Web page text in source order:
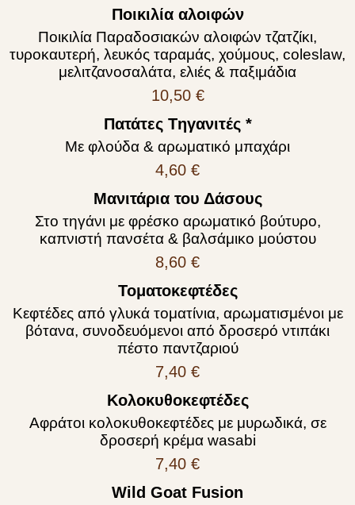
Ποικιλία αλοιφών
Ποικιλία Παραδοσιακών αλοιφών τζατζίκι,
τυροκαυτερή, λευκός ταραμάς, χούμους, coleslaw,
μελιτζανοσαλάτα, ελιές & παξιμάδια
10,50 €
Πατάτες Tηγανιτές *
Mε φλούδα & αρωματικό μπαχάρι
4,60 €
Μανιτάρια του Δάσους
Στο τηγάνι με φρέσκο αρωματικό βούτυρο,
καπνιστή πανσέτα & βαλσάμικο μούστου
8,60 €
Τοματοκεφτέδες
Κεφτέδες από γλυκά τοματίνια, αρωματισμένοι με
βότανα, συνοδευόμενοι από δροσερό ντιπάκι
πέστο παντζαριού
7,40 €
Κολοκυθοκεφτέδες
Αφράτοι κολοκυθοκεφτέδες με μυρωδικά, σε
δροσερή κρέμα wasabi
7,40 €
Wild Goat Fusion